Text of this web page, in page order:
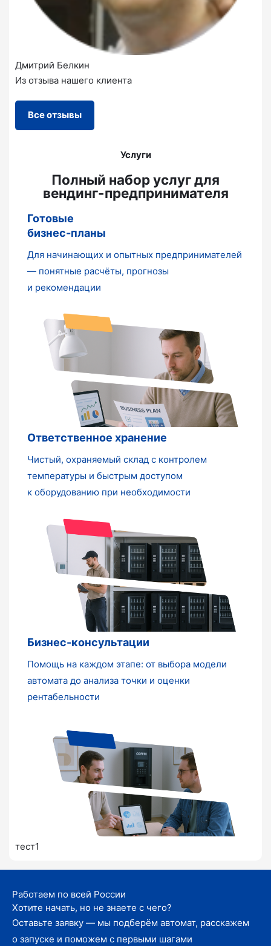
Дмитрий Белкин
Из отзыва нашего клиента
Все отзывы
Услуги
Полный набор услуг для
вендинг-предпринимателя
Готовые
бизнес-планы
Для начинающих и опытных предпринимателей
— понятные расчёты, прогнозы
и рекомендации
Ответственное хранение
Чистый, охраняемый склад с контролем
температуры и быстрым доступом
к оборудованию при необходимости
Бизнес-консультации
Помощь на каждом этапе: от выбора модели
автомата до анализа точки и оценки
рентабельности
тест1
Работаем по всей России
Хотите начать, но не знаете с чего?
Оставьте заявку — мы подберём автомат, расскажем
о запуске и поможем с первыми шагами